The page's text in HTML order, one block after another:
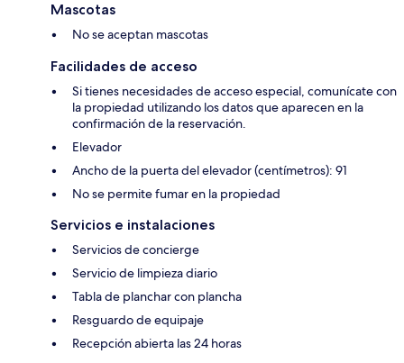
Mascotas
No se aceptan mascotas
Facilidades de acceso
Si tienes necesidades de acceso especial, comunícate con
la propiedad utilizando los datos que aparecen en la
confirmación de la reservación.
Elevador
Ancho de la puerta del elevador (centímetros): 91
No se permite fumar en la propiedad
Servicios e instalaciones
Servicios de concierge
Servicio de limpieza diario
Tabla de planchar con plancha
Resguardo de equipaje
Recepción abierta las 24 horas